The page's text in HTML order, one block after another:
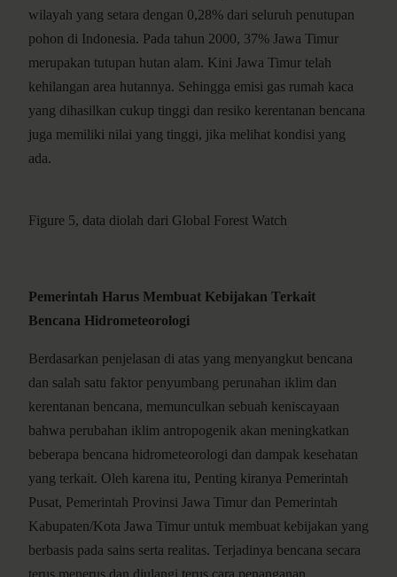
wilayah yang setara dengan 0,28% dari seluruh penutupan
pohon di Indonesia. Pada tahun 2000, 37% Jawa Timur
merupakan tutupan hutan alam. Kini Jawa Timur telah
kehilangan area hutannya. Sehingga emisi gas rumah kaca
yang dihasilkan cukup tinggi dan resiko kerentanan bencana
juga memiliki nilai yang tinggi, jika melihat kondisi yang
ada.
Figure 5, data diolah dari Global Forest Watch
Pemerintah Harus Membuat Kebijakan Terkait
Bencana Hidrometeorologi
Berdasarkan penjelasan di atas yang menyangkut bencana
dan salah satu faktor penyumbang perunahan iklim dan
kerentanan bencana, memunculkan sebuah keniscayaan
bahwa perubahan iklim antropogenik akan meningkatkan
beberapa bencana hidrometeorologi dan dampak kesehatan
yang terkait. Oleh karena itu, Penting kiranya Pemerintah
Pusat, Pemerintah Provinsi Jawa Timur dan Pemerintah
Kabupaten/Kota Jawa Timur untuk membuat kebijakan yang
berbasis pada sains serta realitas. Terjadinya bencana secara